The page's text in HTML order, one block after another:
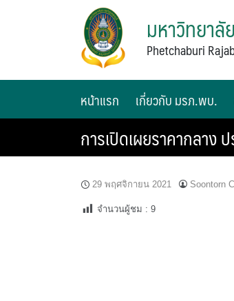
มหาวิทยาลั
Phetchaburi
หน้าแรก เกี่ยวกับ มรภ.พบ.
การเปิดเผยราคากลา
29 พฤศจิกายน 2021 Soontorn
จำนวนผู้ชม : 9